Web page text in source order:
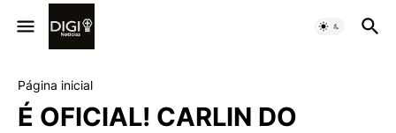
Página inicial
É OFICIAL! CARLIN DO